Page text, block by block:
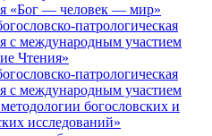
«Бог — человек — мир»
патрологическая
с международным участием
Чтения»
патрологическая
с международным участием
богословских и
исследований»